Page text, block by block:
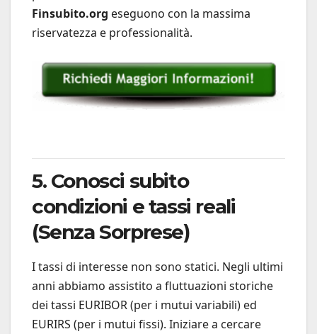
Finsubito.org eseguono con la massima
riservatezza e professionalità.
5. Conosci subito
condizioni e tassi reali
(Senza Sorprese)
I tassi di interesse non sono statici. Negli ultimi
anni abbiamo assistito a fluttuazioni storiche
dei tassi EURIBOR (per i mutui variabili) ed
EURIRS (per i mutui fissi). Iniziare a cercare